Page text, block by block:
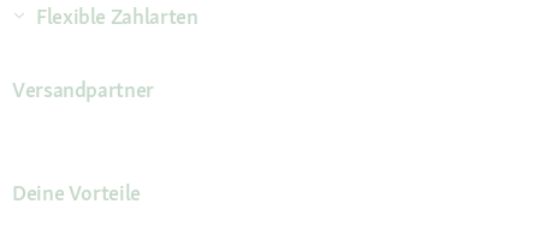
Flexible Zahlarten
Versandpartner
Deine Vorteile